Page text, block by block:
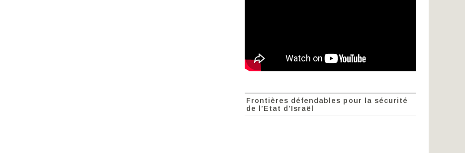
Frontières défendables pour la sécurité
de l’Etat d’Israël